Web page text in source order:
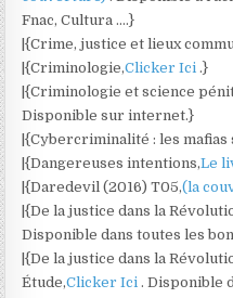
Fnac, Cultura ….}
|{Crime, justice et lieux
|{Criminologie,Clicker Ici.}
|{Criminologie et science
Disponible sur internet.}
|{Cybercriminalité : les mafias
|{Dangereuses intentions,Le
|{Daredevil (2016) T05,(la
|{De la justice dans la
Disponible dans toutes les
|{De la justice dans la
Étude,Clicker Ici. Disponible